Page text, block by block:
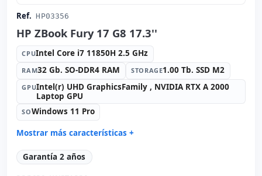
Ref. HP03356
HP ZBook Fury 17 G8 17.3''
CPUIntel Core i7 11850H 2.5 GHz
RAM32 Gb. SO-DDR4 RAM STORAGE1.00 Tb. SSD M2
GPUIntel(r) UHD GraphicsFamily , NVIDIA RTX A 2000
Laptop GPU
SOWindows 11 Pro
Mostrar más características +
Connectivity: RJ-45 · WIFI · Bluetooth
Sonido: Bang & Olufsen audio
Garantía 2 años